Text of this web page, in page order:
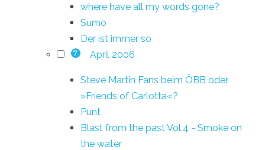
where have all my words gone?
Sumo
Der ist immer so
7 April 2006
Steve Martin Fans beim ÖBB oder
»Friends of Carlotta«?
Punt
Blast from the past Vol.4 - Smoke on
the water